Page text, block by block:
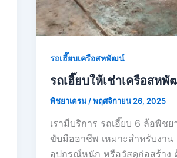
รถเฮี๊ยบเครือสหพัฒน์
รถเฮี๊ยบให้เช่าเครือสหพั
พิชยาเครน /พฤศจิกายน 26, 2025
เรามีบริการ รถเฮี๊ยบ 6 ล้อพิช
ขับมืออาชีพ เหมาะสำหรับงาน
อุปกรณ์หนัก หรือวัสดุก่อสร้าง